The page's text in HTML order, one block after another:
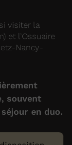
visiter la
et l’Ossuaire
Nancy-
, souvent
en duo.